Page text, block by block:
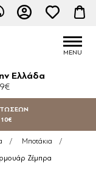
Ελλάδα
/ Μποτάκια /
Ζέμπρα